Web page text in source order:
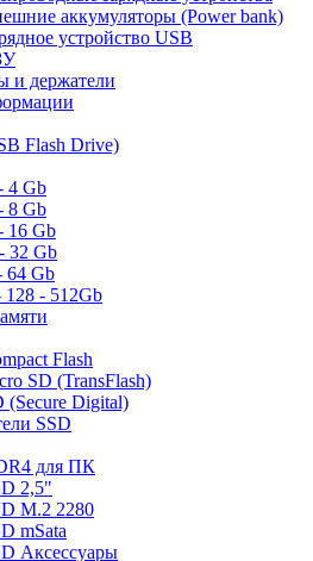
аккумуляторы (Power bank)
устройство USB
и держатели
Flash Drive)
4 Gb
8 Gb
16 Gb
32 Gb
64 Gb
128 - 512Gb
Flash
SD (TransFlash)
(Secure Digital)
SSD
для ПК
2,5"
M.2 2280
mSata
Аксессуары